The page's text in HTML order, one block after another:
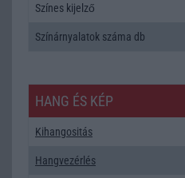
Színes kijelző
Színárnyalatok száma db
HANG ÉS KÉP
Kihangositás
Hangvezérlés